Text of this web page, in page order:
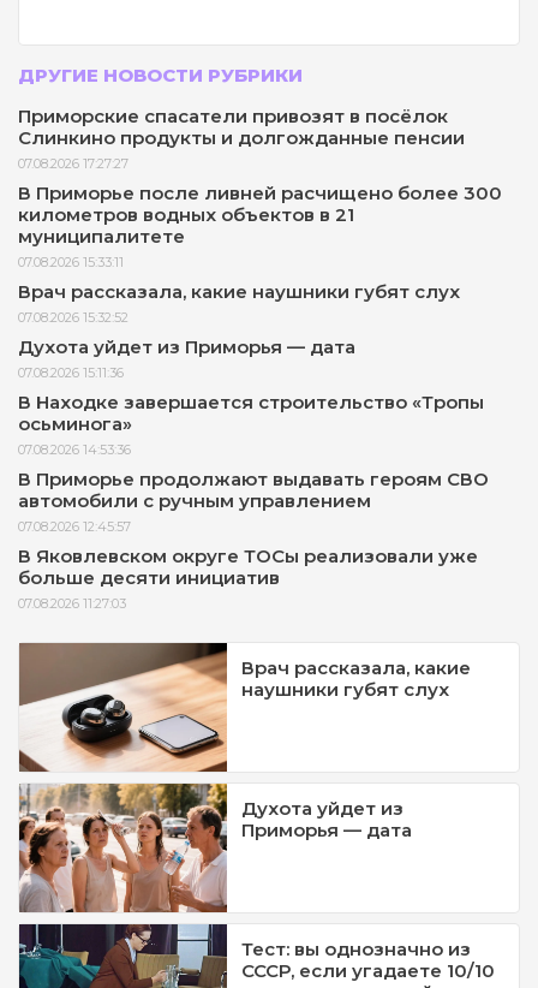
ДРУГИЕ НОВОСТИ РУБРИКИ
Приморские спасатели привозят в посёлок
Слинкино продукты и долгожданные пенсии
07.08.2026 17:27:27
В Приморье после ливней расчищено более 300
километров водных объектов в 21
муниципалитете
07.08.2026 15:33:11
Врач рассказала, какие наушники губят слух
07.08.2026 15:32:52
Духота уйдет из Приморья — дата
07.08.2026 15:11:36
В Находке завершается строительство «Тропы
осьминога»
07.08.2026 14:53:36
В Приморье продолжают выдавать героям СВО
автомобили с ручным управлением
07.08.2026 12:45:57
В Яковлевском округе ТОСы реализовали уже
больше десяти инициатив
07.08.2026 11:27:03
Врач рассказала, какие
наушники губят слух
Духота уйдет из
Приморья — дата
Тест: вы однозначно из
СССР, если угадаете 10/10